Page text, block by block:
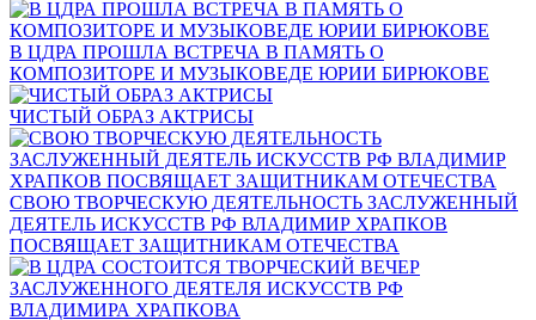
В ЦДРА ПРОШЛА ВСТРЕЧА В ПАМЯТЬ О
КОМПОЗИТОРЕ И МУЗЫКОВЕДЕ ЮРИИ БИРЮКОВЕ
ЧИСТЫЙ ОБРАЗ АКТРИСЫ
СВОЮ ТВОРЧЕСКУЮ ДЕЯТЕЛЬНОСТЬ ЗАСЛУЖЕННЫЙ
ДЕЯТЕЛЬ ИСКУССТВ РФ ВЛАДИМИР ХРАПКОВ
ПОСВЯЩАЕТ ЗАЩИТНИКАМ ОТЕЧЕСТВА